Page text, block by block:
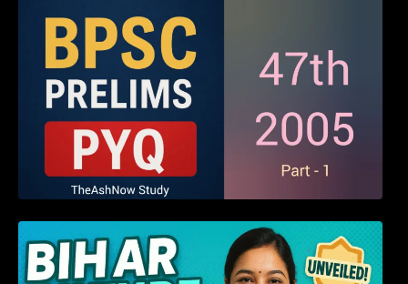
Answers (Part – 01)
हम बिहारवासी: भाषाओं व संस्कृतियों की धरोहर “हमारा
बिहार”